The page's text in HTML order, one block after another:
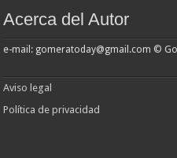
Acerca del Autor
e-mail: gomeratoday@gmail.com ©
Aviso legal
Política de privacidad